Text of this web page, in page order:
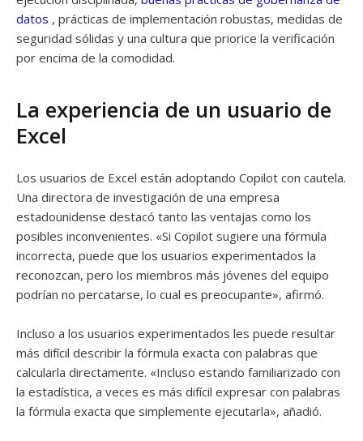
datos , prácticas de implementación robustas, medidas de
seguridad sólidas y una cultura que priorice la verificación
por encima de la comodidad.
La experiencia de un usuario de
Excel
Los usuarios de Excel están adoptando Copilot con cautela.
Una directora de investigación de una empresa
estadounidense destacó tanto las ventajas como los
posibles inconvenientes. «Si Copilot sugiere una fórmula
incorrecta, puede que los usuarios experimentados la
reconozcan, pero los miembros más jóvenes del equipo
podrían no percatarse, lo cual es preocupante», afirmó.
Incluso a los usuarios experimentados les puede resultar
más difícil describir la fórmula exacta con palabras que
calcularla directamente. «Incluso estando familiarizado con
la estadística, a veces es más difícil expresar con palabras
la fórmula exacta que simplemente ejecutarla», añadió.